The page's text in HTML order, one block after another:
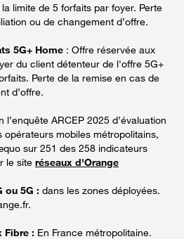
limite de 5 forfaits par foyer. Perte
ou de changement d’offre.
5G+ Home : Offre réservée aux
du client détenteur de l'offre 5G+
Perte de la remise en cas de
d’offre.
l’enquête ARCEP 2025 d’évaluation
mobiles métropolitains,
sur 251 des 258 indicateurs
le site réseaux d'Orange
ou 5G : dans les zones déployées.
Fibre : En France métropolitaine.